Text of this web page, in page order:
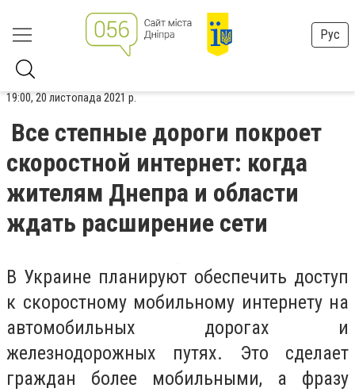
Рус
19:00, 20 листопада 2021 р.
Все степные дороги покроет
скоростной интернет: когда
жителям Днепра и области
ждать расширение сети
В Украине планируют обеспечить доступ
к скоростному мобильному интернету на
автомобильных дорогах и
железнодорожных путях. Это сделает
граждан более мобильными, а фразу